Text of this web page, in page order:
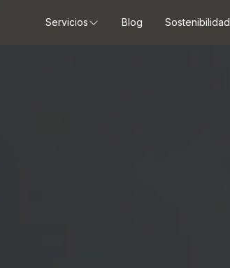
Servicios Blog Sostenibilidad